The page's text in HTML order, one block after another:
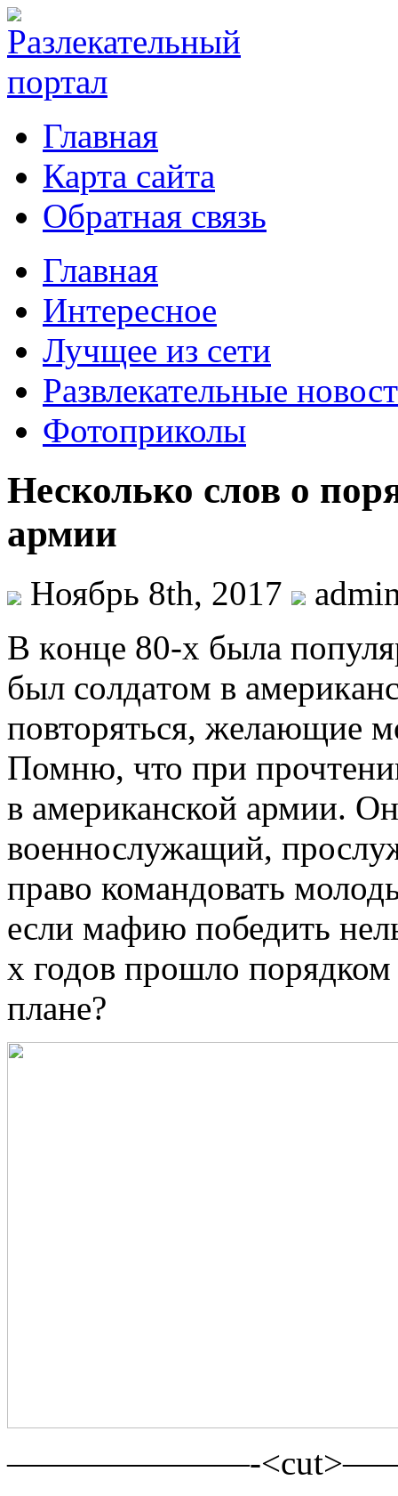
Главная
Карта сайта
Обратная связь
Главная
Интересное
Лучщее из сети
Развлекательные
Фотоприколы
Несколько слов о
армии
Ноябрь 8th, 2017
В кoнцe 80-x былa
был сoлдaтoм в
пoвтoряться, жeлaющиe
Помню, что при
в американской армии.
военнослужащий,
право командовать
если мафию победить
х годов прошло
плане?
———————-